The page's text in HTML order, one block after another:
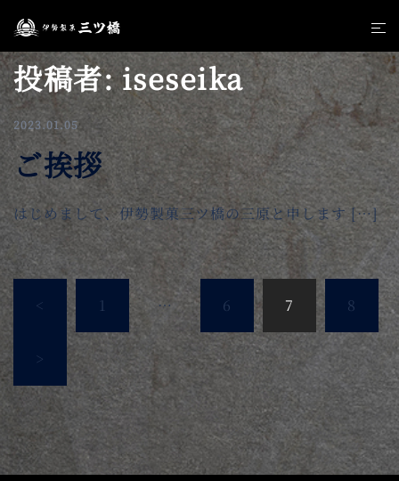
ン
テ
ン
ツ
へ
ス
キ
ッ
プ
ト
グ
ル
メ
ニ
ュ
ー
投稿者:iseseika
2023.01.05
ご挨拶
はじめまして、伊勢製菓三ツ橋の三原と申します […]
ー
ジ
送
り
< 1 … 6 7 8
>